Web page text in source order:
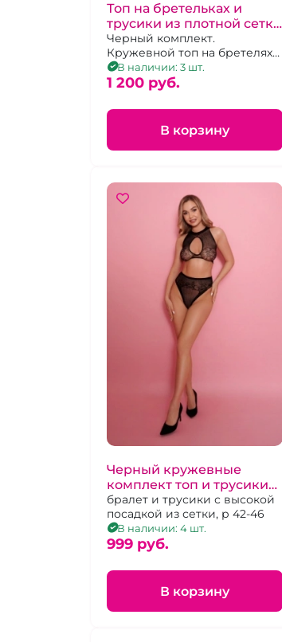
Топ на бретельках и
трусики из плотной сетке
"Amor El"
Черный комплект.
Кружевной топ на бретелях
и трусики, р. 42-48
В наличии: 3 шт.
1 200 pуб.
В корзину
Черный кружевные
комплект топ и трусики
"Amor El"
бралет и трусики с высокой
посадкой из сетки, р 42-46
В наличии: 4 шт.
999 pуб.
В корзину